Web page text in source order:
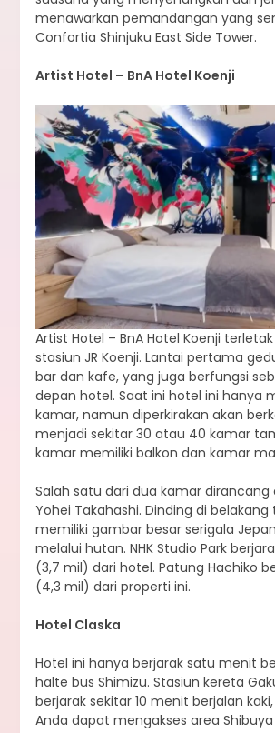
menawarkan pemandangan yang
Confortia Shinjuku East Side Tower.
Artist Hotel – BnA Hotel Koenji
Artist Hotel – BnA Hotel Koenji
stasiun JR Koenji. Lantai pertama
bar dan kafe, yang juga berfungsi
depan hotel. Saat ini hotel ini hanya
kamar, namun diperkirakan akan
menjadi sekitar 30 atau 40 kamar
kamar memiliki balkon dan kamar
Salah satu dari dua kamar dirancang
Yohei Takahashi. Dinding di
memiliki gambar besar serigala
melalui hutan. NHK Studio Park
(3,7 mil) dari hotel. Patung Hachiko
(4,3 mil) dari properti ini.
Hotel Claska
Hotel ini hanya berjarak satu menit
halte bus Shimizu. Stasiun kereta
berjarak sekitar 10 menit berjalan
Anda dapat mengakses area